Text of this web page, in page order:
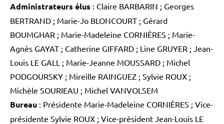
Administrateurs élus : Claire BARBARIN ; Georges
BERTRAND ; Marie-Jo BLONCOURT ; Gérard
BOUMGHAR ; Marie-Madeleine CORNIÈRES ; Marie-
Agnès GAYAT ; Catherine GIFFARD ; Line GRUYER ; Jean-
Louis LE GALL ; Marie-Jeanne MOUSSARD ; Michel
PODGOURSKY ; Mireille RAINGUEZ ; Sylvie ROUX ;
Michèle SOURIEAU ; Michel VANVOLSEM
Bureau : Présidente Marie-Madeleine CORNIÈRES ; Vice-
présidente Sylvie ROUX ; Vice-président Jean-Louis LE